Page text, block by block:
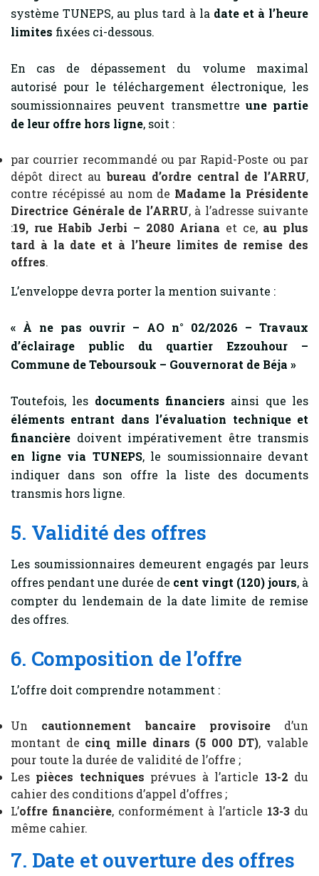
système TUNEPS, au plus tard à la date et à l’heure
limites fixées ci-dessous.
En cas de dépassement du volume maximal
autorisé pour le téléchargement électronique, les
soumissionnaires peuvent transmettre une partie
de leur offre hors ligne, soit :
par courrier recommandé ou par Rapid-Poste ou par
dépôt direct aubureau d’ordre central de l’ARRU,
contre récépissé au nom de Madame la Présidente
Directrice Générale de l’ARRU, à l’adresse suivante
:19, rue Habib Jerbi – 2080 Ariana et ce, au plus
tard à la date et à l’heure limites de remise des
offres.
L’enveloppe devra porter la mention suivante :
« À ne pas ouvrir – AO n° 02/2026 – Travaux
d’éclairage public du quartier Ezzouhour –
Commune de Teboursouk – Gouvernorat de Béja »
Toutefois, les documents financiers ainsi que les
éléments entrant dans l’évaluation technique et
financière doivent impérativement être transmis
en ligne via TUNEPS, le soumissionnaire devant
indiquer dans son offre la liste des documents
transmis hors ligne.
5. Validité des offres
Les soumissionnaires demeurent engagés par leurs
offres pendant une durée de cent vingt (120) jours, à
compter du lendemain de la date limite de remise
des offres.
6. Composition de l’offre
L’offre doit comprendre notamment :
Un cautionnement bancaire provisoired’un
montant de cinq mille dinars (5 000 DT), valable
pour toute la durée de validité de l’offre ;
Les pièces techniques prévues à l’article 13-2 du
cahier des conditions d’appel d’offres ;
L’offre financière, conformément à l’article 13-3 du
même cahier.
7. Date et ouverture des offres